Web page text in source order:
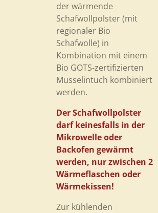
der wärmende
Schafwollpolster (mit
regionaler Bio
Schafwolle) in
Kombination mit einem
Bio GOTS-zertifizierten
Musselintuch kombiniert
werden.
Der Schafwollpolster
darfkeinesfalls in der
Mikrowelle oder
Backofen gewärmt
werden, nur zwischen 2
Wärmeflaschen oder
Wärmekissen!
Zur kühlenden